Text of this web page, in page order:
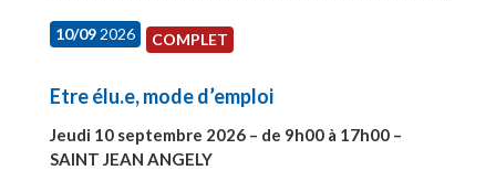
10/092026 COMPLET
Etre élu.e, mode d’emploi
Jeudi 10 septembre 2026 – de 9h00 à 17h00 –
SAINT JEAN ANGELY